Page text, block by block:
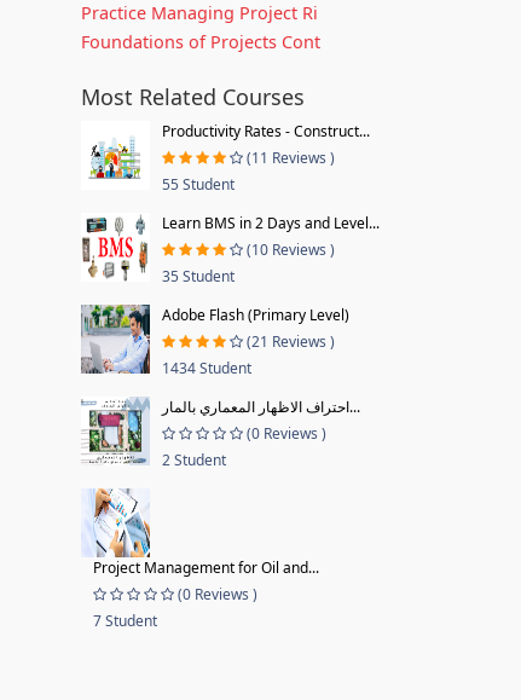
Practice Managing Project Ri
Foundations of Projects Cont
Most Related Courses
Productivity Rates - Construct...
(11 Reviews )
55 Student
Learn BMS in 2 Days and Level...
(10 Reviews )
35 Student
Adobe Flash (Primary Level)
(21 Reviews )
1434 Student
احتراف الاظهار المعماري بالمار...
(0 Reviews )
2 Student
Project Management for Oil and...
(0 Reviews )
7 Student